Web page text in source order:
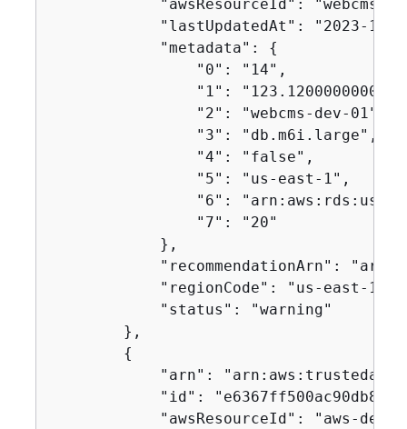
"awsResourceId": "webcms-
"lastUpdatedAt": "2023-11-
            "metadata":
{
                "0": "14",
"1":
                "2": "webcms-dev-01",
                "3": "db.m6i.large",
                "4": "false",
                "5": "us-east-1",
"6": "arn:aws:rds:us-
                "7": "20"
            },
"recommendationArn":
            "regionCode": "us-east-1",
            "status": "warning"
        },
{
"arn":
"id":
"awsResourceId": "aws-dev-